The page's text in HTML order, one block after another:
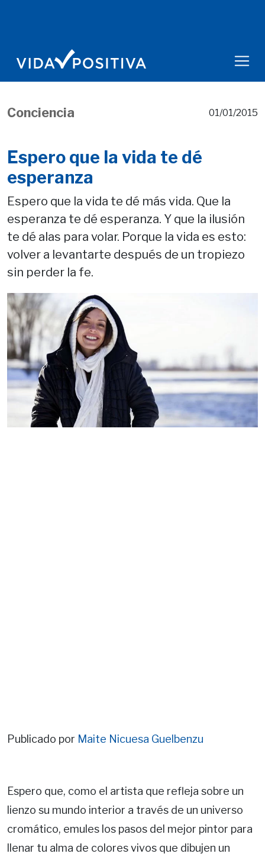
Conciencia 01/01/2015
Espero que la vida te dé
esperanza
Espero que la vida te dé más vida. Que la
esperanza te dé esperanza. Y que la ilusión
te dé alas para volar. Porque la vida es esto:
volver a levantarte después de un tropiezo
sin perder la fe.
Publicado por Maite Nicuesa Guelbenzu
Espero que, como el artista que refleja sobre un
lienzo su mundo interior a través de un universo
cromático, emules los pasos del mejor pintor para
llenar tu alma de colores vivos que dibujen un